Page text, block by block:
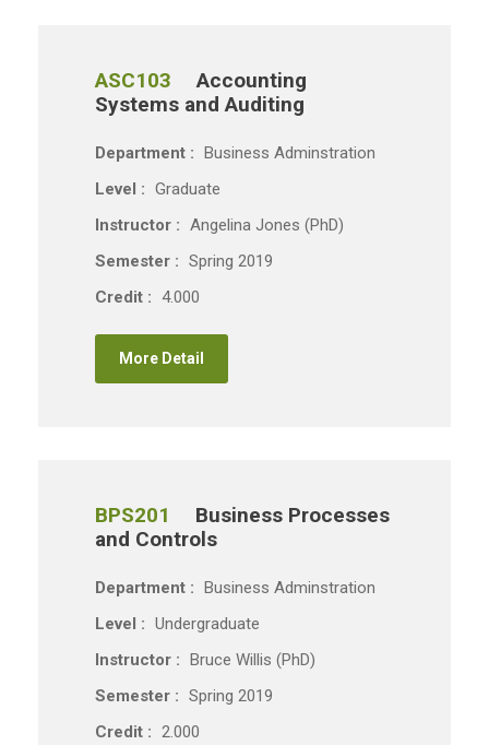
ASC103
Accounting
Systems and Auditing
Department :
Business Adminstration
Level : Graduate
Instructor : Angelina Jones (PhD)
Semester : Spring 2019
Credit : 4.000
More Detail
BPS201
Business Processes
and Controls
Department :
Business Adminstration
Level : Undergraduate
Instructor :
Bruce Willis (PhD)
Semester : Spring 2019
Credit : 2.000